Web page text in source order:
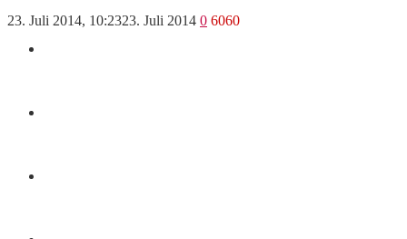
23. Juli 2014, 10:2323. Juli 2014 0 6060